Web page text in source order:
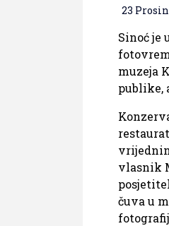
23
Sinoć je
muzeja
publike,
vlasnik
čuva u